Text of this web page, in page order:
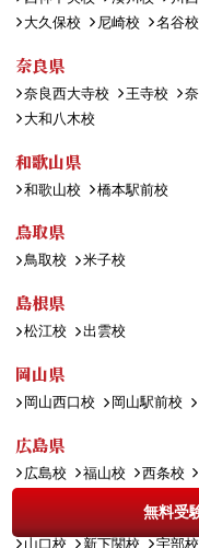
無料受
大久保校
尼崎校 名谷校
奈良県
奈良西大寺校 王寺校
大和八木校
和歌山県
和歌山校 橋本駅前校
鳥取県
鳥取校 米子校
島根県
松江校 出雲校
岡山県
岡山西口校 岡山駅前校
広島県
広島校 福山校 西条校
山口校 新下関校 宇部校